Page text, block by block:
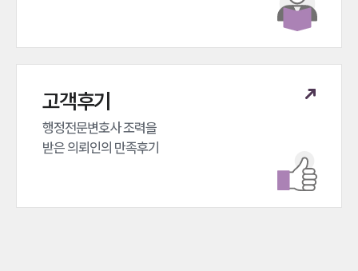
고객후기
행정전문변호사 조력을
받은 의뢰인의 만족후기